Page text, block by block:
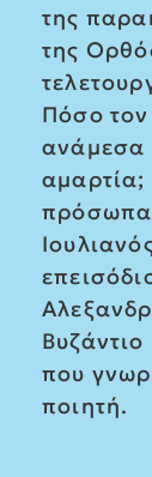
της
της
Πόσο τον
ανάμεσα
αμαρτία;
πρόσωπα
Βυζάντιο
που
ποιητή.